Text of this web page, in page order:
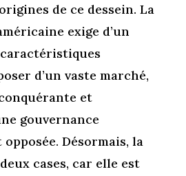
de ce dessein. La
exige d’un
d’un vaste marché,
et
gouvernance
Désormais, la
cases, car elle est